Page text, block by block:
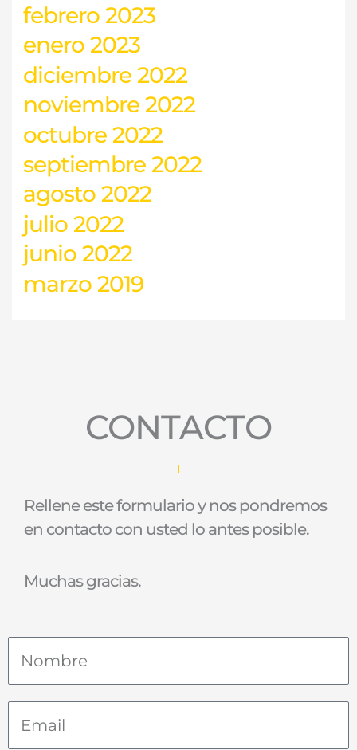
febrero 2023
enero 2023
diciembre 2022
noviembre 2022
octubre 2022
septiembre 2022
agosto 2022
julio 2022
junio 2022
marzo 2019
CONTACTO
Rellene este formulario y nos pondremos
en contacto con usted lo antes posible.
Muchas gracias.